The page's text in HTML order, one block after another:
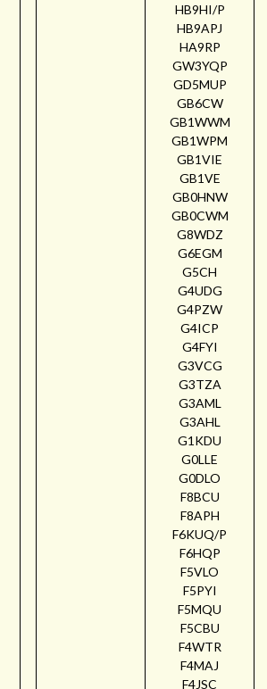
HB9HI/P
HB9APJ
HA9RP
GW3YQP
GD5MUP
GB6CW
GB1WWM
GB1WPM
GB1VIE
GB1VE
GB0HNW
GB0CWM
G8WDZ
G6EGM
G5CH
G4UDG
G4PZW
G4ICP
G4FYI
G3VCG
G3TZA
G3AML
G3AHL
G1KDU
G0LLE
G0DLO
F8BCU
F8APH
F6KUQ/P
F6HQP
F5VLO
F5PYI
F5MQU
F5CBU
F4WTR
F4MAJ
F4JSC